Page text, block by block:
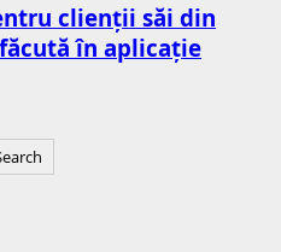
clienții săi din
în aplicație